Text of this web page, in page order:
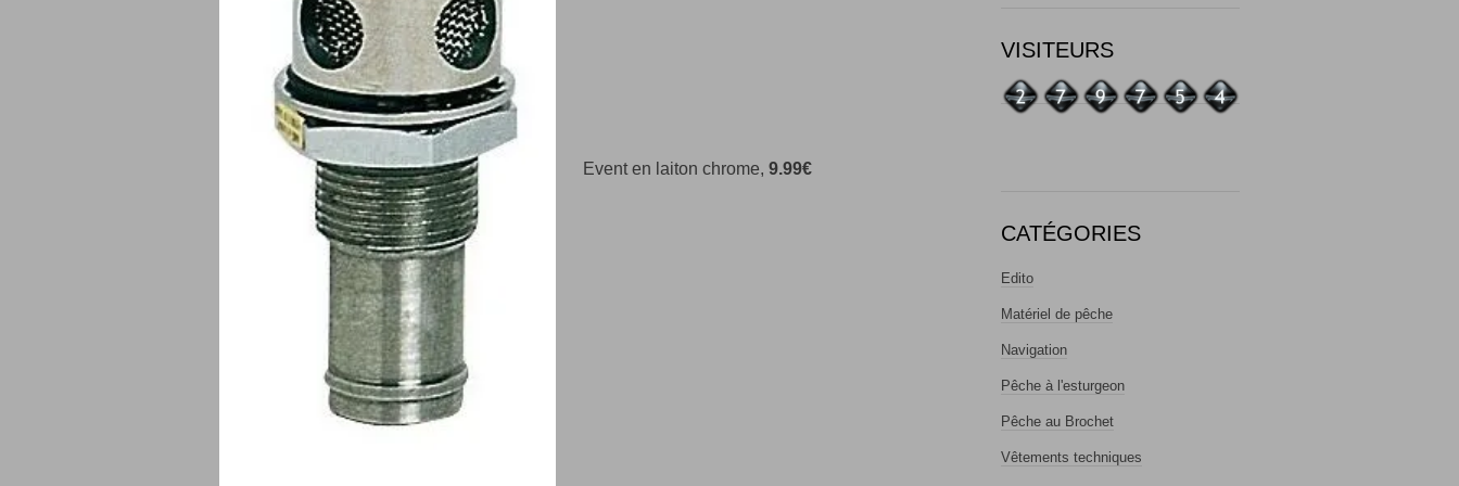
Event en laiton chrome, 9.99€
VISITEURS
CATÉGORIES
Edito
Matériel de pêche
Navigation
Pêche à l'esturgeon
Pêche au Brochet
Vêtements techniques